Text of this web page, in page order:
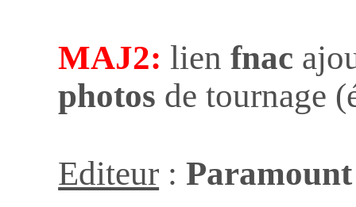
MAJ2: lienfnac
photos de tournage
Editeur :Paramount